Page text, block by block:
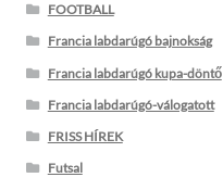
FOOTBALL
Francia labdarúgó bajnokság
Francia labdarúgó kupa-döntő
Francia labdarúgó-válogatott
FRISS HÍREK
Futsal